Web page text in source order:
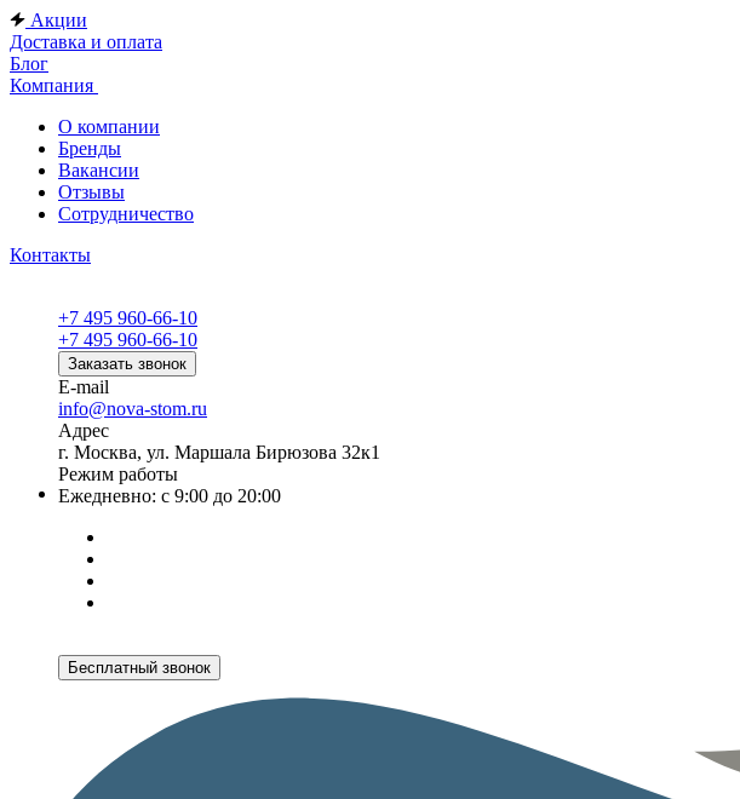
Акции
Доставка и оплата
Блог
Компания
О компании
Бренды
Вакансии
Отзывы
Сотрудничество
Контакты
+7 495 960-66-10
+7 495 960-66-10
Заказать звонок
E-mail
info@nova-stom.ru
Адрес
г. Москва, ул. Маршала Бирюзова 32к1
Режим работы
Ежедневно: с 9:00 до 20:00
Бесплатный звонок